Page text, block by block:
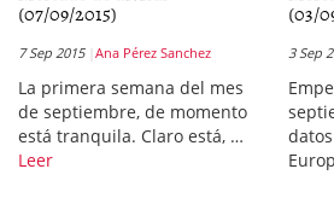
(07/09/2015)
7 Sep 2015 Ana Pérez Sanchez
La primera semana del mes
de septiembre, de momento
está tranquila. Claro está, …
Leer
(03/
3 Sep